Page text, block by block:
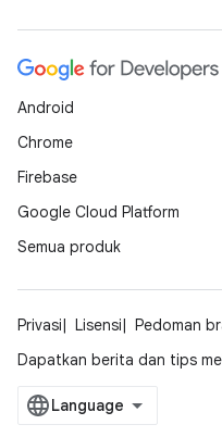
Android
Chrome
Firebase
Google Cloud Platform
Semua produk
Privasi Lisensi Pedoman
Dapatkan berita dan tips